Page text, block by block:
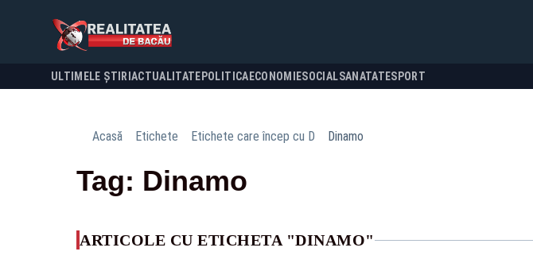
ULTIMELE ȘTIRI ACTUALITATE POLITICA ECONOMIESOCIALSANATATESPORT
Acasă Etichete Etichete care încep cu D Dinamo
Tag: Dinamo
ARTICOLE CU ETICHETA "DINAMO"